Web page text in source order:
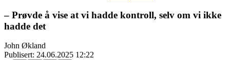
– Prøvde å vise at vi hadde kontroll, selv om vi ikke
hadde det
John Økland
Publisert: 24.06.2025 12:22